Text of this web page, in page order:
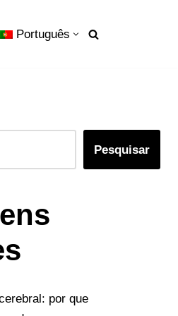
Português
Pesquisar
por que